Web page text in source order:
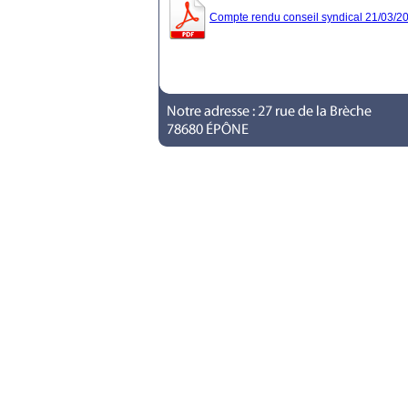
Compte rendu conseil syndical 21/03/